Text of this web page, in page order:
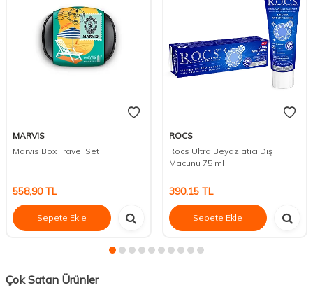
MARVIS
Marvis Box Travel Set
558,90TL
Sepete Ekle
ROCS
Rocs Ultra Beyazlatıcı Diş
Macunu 75 ml
390,15TL
Sepete Ekle
Çok Satan Ürünler